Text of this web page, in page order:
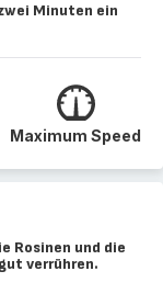
Minuten ein
Maximum Speed
Rosinen und die
verrühren.